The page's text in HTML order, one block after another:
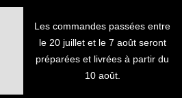
Les commandes passées entre
le 20 juillet et le 7 août seront
préparées et livrées à partir du
10 août.